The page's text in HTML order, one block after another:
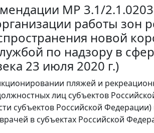
MP 3.1/
работы зон
новой
по надзору в
23 июля 2020 г.)
пляжей и
лиц субъектов
субъектов Российской
в субъектах Российской